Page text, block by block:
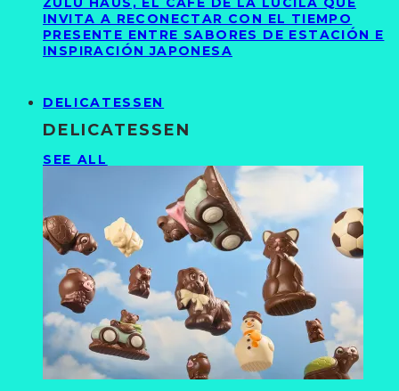
INVITA A RECONECTAR CON EL TIEMPO
PRESENTE ENTRE SABORES DE ESTACIÓN E
INSPIRACIÓN JAPONESA
DELICATESSEN
DELICATESSEN
SEE ALL